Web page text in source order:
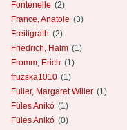
Fontenelle (2)
France, Anatole (3)
Freiligrath (2)
Friedrich, Halm (1)
Fromm, Erich (1)
fruzska1010 (1)
Fuller, Margaret Willer (1)
Füles Anikó (1)
Füles Anikó (0)